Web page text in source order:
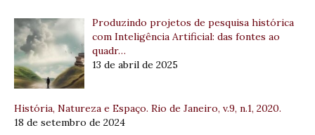
Produzindo projetos de pesquisa histórica
com Inteligência Artificial: das fontes ao
quadr…
13 de abril de 2025
História, Natureza e Espaço. Rio de Janeiro, v.9, n.1, 2020.
18 de setembro de 2024